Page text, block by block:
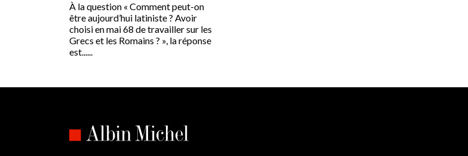
À la question « Comment peut-on
être aujourd’hui latiniste ? Avoir
choisi en mai 68 de travailler sur les
Grecs et les Romains ? », la réponse
est......